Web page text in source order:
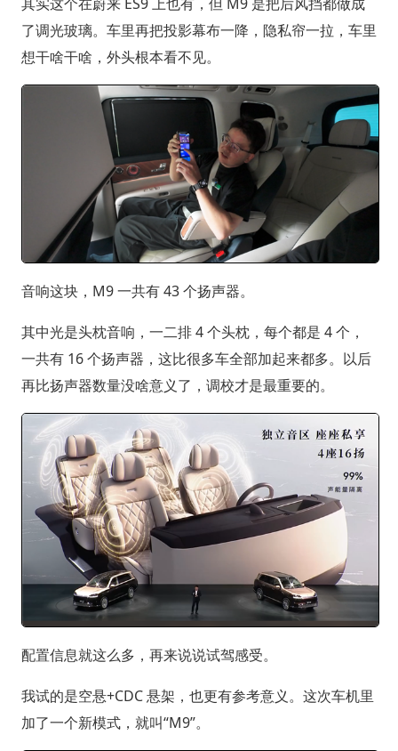
了调光玻璃。车里再把投影幕布一降，隐私帘一拉，车里
想干啥干啥，外头根本看不见。
音响这块，M9 一共有 43 个扬声器。
其中光是头枕音响，一二排 4 个头枕，每个都是 4 个，
一共有 16 个扬声器，这比很多车全部加起来都多。以后
再比扬声器数量没啥意义了，调校才是最重要的。
配置信息就这么多，再来说说试驾感受。
我试的是空悬+CDC 悬架，也更有参考意义。这次车机里
加了一个新模式，就叫“M9”。